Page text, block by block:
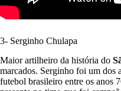
3- Serginho Chulapa
Maior artilheiro da história do
marcados. Serginho foi um dos
futebol brasileiro entre os anos